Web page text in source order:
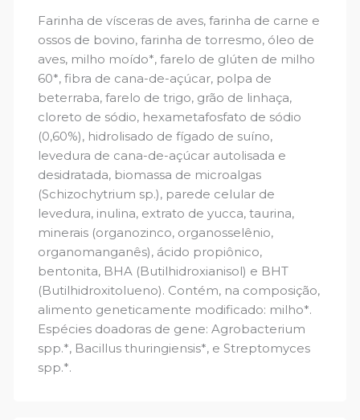
Farinha de vísceras de aves, farinha de carne e
ossos de bovino, farinha de torresmo, óleo de
aves, milho moído*, farelo de glúten de milho
60*, fibra de cana-de-açúcar, polpa de
beterraba, farelo de trigo, grão de linhaça,
cloreto de sódio, hexametafosfato de sódio
(0,60%), hidrolisado de fígado de suíno,
levedura de cana-de-açúcar autolisada e
desidratada, biomassa de microalgas
(Schizochytrium sp.), parede celular de
levedura, inulina, extrato de yucca, taurina,
minerais (organozinco, organosselênio,
organomanganês), ácido propiônico,
bentonita, BHA (Butilhidroxianisol) e BHT
(Butilhidroxitolueno). Contém, na composição,
alimento geneticamente modificado: milho*.
Espécies doadoras de gene: Agrobacterium
spp.*, Bacillus thuringiensis*, e Streptomyces
spp.*.